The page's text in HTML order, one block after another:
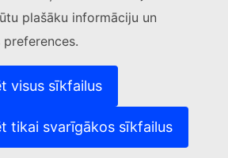
plašāku informāciju un
visus sīkfailus
tikai svarīgākos sīkfailus
(Ārēja saite)
(Ārēja saite)
(Ārēja saite)
(Ārēja saite)